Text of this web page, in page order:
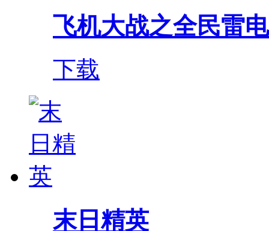
飞机大战之全民雷电
下载
末日精英